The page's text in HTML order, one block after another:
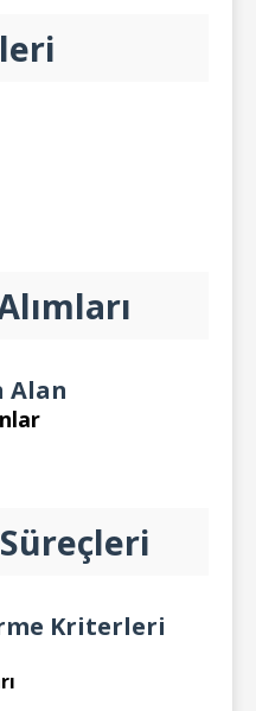
Alan
Kriterleri